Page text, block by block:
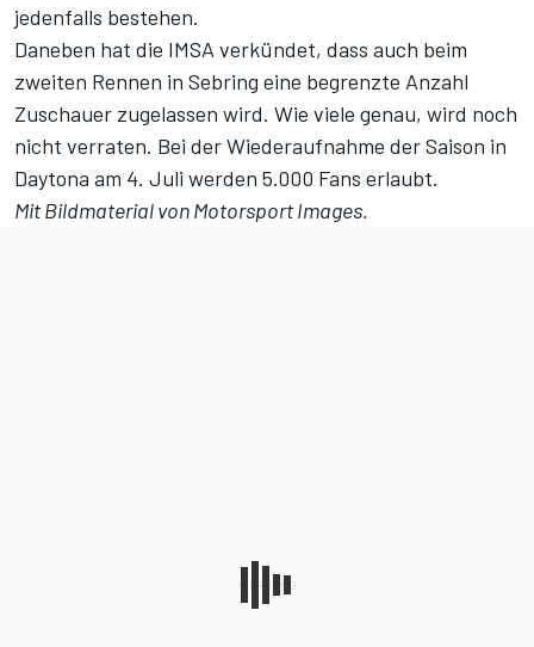
jedenfalls bestehen.
Daneben hat die IMSA verkündet, dass auch beim
zweiten Rennen in Sebring eine begrenzte Anzahl
Zuschauer zugelassen wird. Wie viele genau, wird noch
nicht verraten. Bei der Wiederaufnahme der Saison in
Daytona am 4. Juli werden 5.000 Fans erlaubt.
Mit Bildmaterial von Motorsport Images.